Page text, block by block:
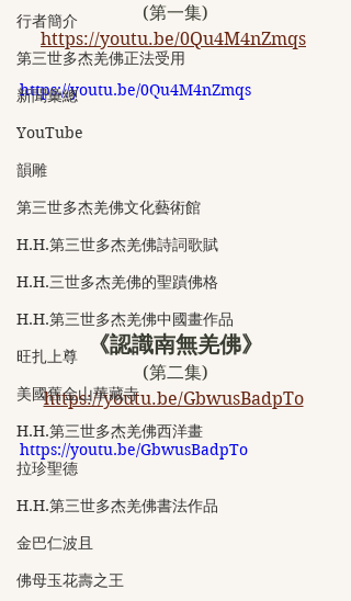
行者簡介
第三世多杰羌佛正法受用
新聞彙總
YouTube
韻雕
第三世多杰羌佛文化藝術館
H.H.第三世多杰羌佛詩詞歌賦
H.H.三世多杰羌佛的聖蹟佛格
H.H.第三世多杰羌佛中國畫作品
旺扎上尊
美國舊金山華藏寺
H.H.第三世多杰羌佛西洋畫
拉珍聖德
H.H.第三世多杰羌佛書法作品
金巴仁波且
佛母玉花壽之王
(第一集)
https://youtu.be/0Qu4M4nZmqs
https://youtu.be/0Qu4M4nZmqs
《認識南無羌佛》
(第二集)
https://youtu.be/GbwusBadpTo
https://youtu.be/GbwusBadpTo